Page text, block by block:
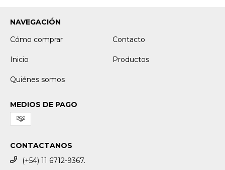
NAVEGACIÓN
Cómo comprar
Contacto
Inicio Productos
Quiénes somos
MEDIOS DE PAGO
CONTACTANOS
(+54) 11 6712-9367.